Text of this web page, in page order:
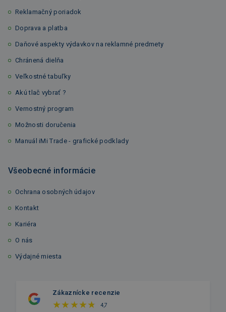
Reklamačný poriadok
Doprava a platba
Daňové aspekty výdavkov na reklamné predmety
Chránená dielňa
Veľkostné tabuľky
Akú tlač vybrať ?
Vernostný program
Možnosti doručenia
Manuál iMi Trade - grafické podklady
Všeobecné informácie
Ochrana osobných údajov
Kontakt
Kariéra
O nás
Výdajné miesta
Zákaznícke recenzie
4,7